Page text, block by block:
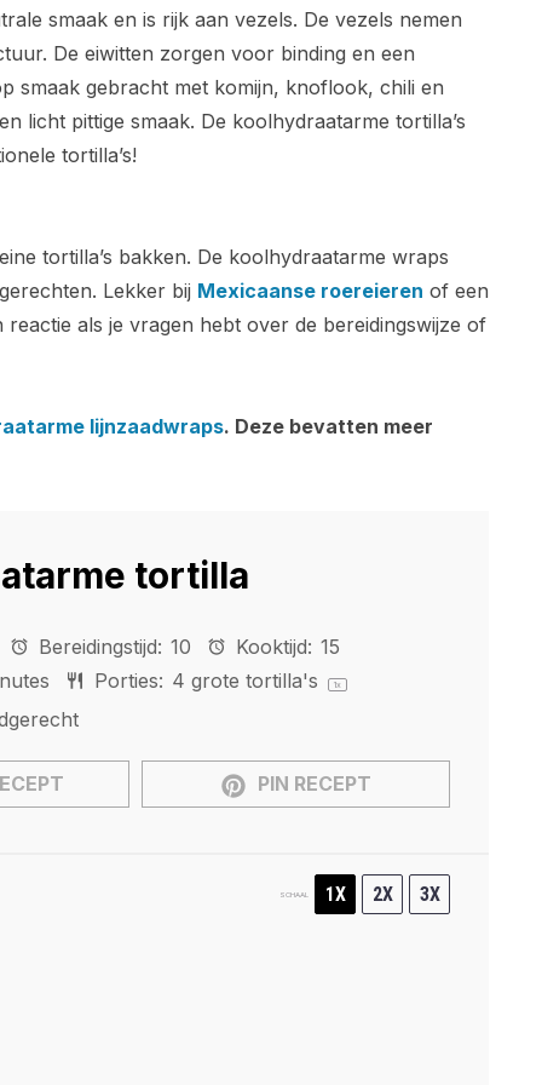
smaak en is rijk aan vezels. De vezels nemen
De eiwitten zorgen voor binding en een
smaak gebracht met komijn, knoflook, chili en
licht pittige smaak. De koolhydraatarme tortilla’s
tortilla’s!
tortilla’s bakken. De koolhydraatarme wraps
Lekker bij Mexicaanse roereieren of een
reactie als je vragen hebt over de bereidingswijze of
lijnzaadwraps. Deze bevatten meer
tortilla
Bereidingstijd: 10 Kooktijd: 15
Porties: 4 grote tortilla's 1x
PIN RECEPT
SCHAAL 1X 2X 3X